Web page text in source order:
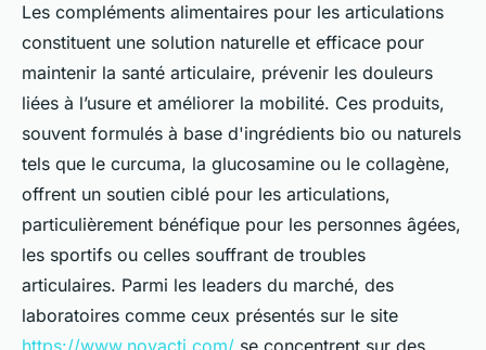
Les compléments alimentaires pour les articulations
constituent une solution naturelle et efficace pour
maintenir la santé articulaire, prévenir les douleurs
liées à l’usure et améliorer la mobilité. Ces produits,
souvent formulés à base d'ingrédients bio ou naturels
tels que le curcuma, la glucosamine ou le collagène,
offrent un soutien ciblé pour les articulations,
particulièrement bénéfique pour les personnes âgées,
les sportifs ou celles souffrant de troubles
articulaires. Parmi les leaders du marché, des
laboratoires comme ceux présentés sur le site
https://www.novacti.com/ se concentrent sur des